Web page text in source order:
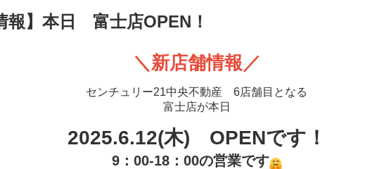
報】本日 富士店OPEN！
＼新店舗情報／
センチュリー21中央不動産 6店舗目となる
富士店が本日
2025.6.12(木) OPENです！
9：00-18：00の営業です